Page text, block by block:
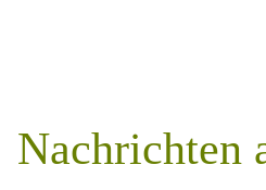
Nachrichten